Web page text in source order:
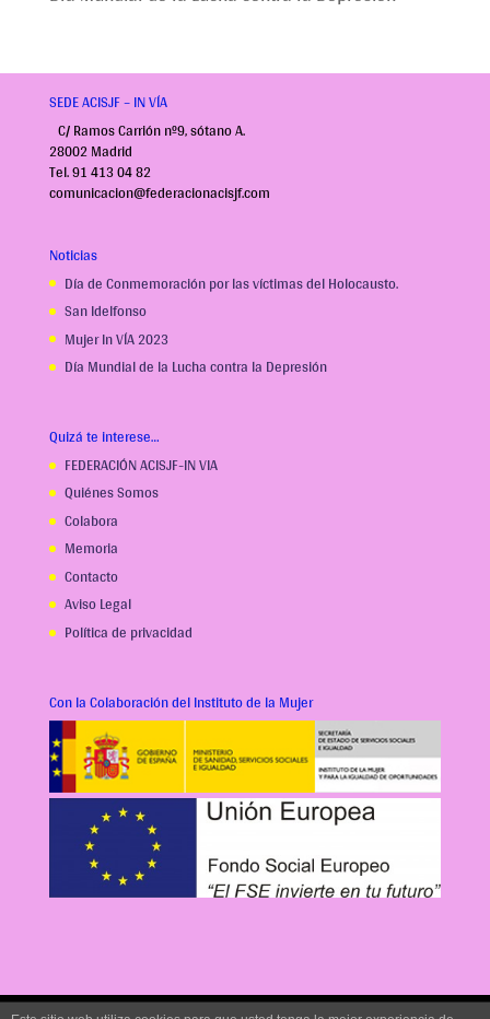
SEDE ACISJF – IN VÍA
C/ Ramos Carrión nº9, sótano A.
28002 Madrid
Tel. 91 413 04 82
comunicacion@federacionacisjf.com
Noticias
Día de Conmemoración por las víctimas del Holocausto.
San Idelfonso
Mujer In VÍA 2023
Día Mundial de la Lucha contra la Depresión
Quizá te interese…
FEDERACIÓN ACISJF-IN VIA
Quiénes Somos
Colabora
Memoria
Contacto
Aviso Legal
Política de privacidad
Con la Colaboración del Instituto de la Mujer